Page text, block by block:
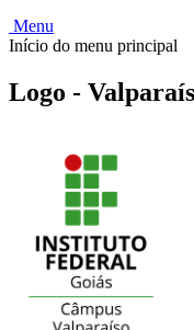
Menu
Início do menu principal
Logo -